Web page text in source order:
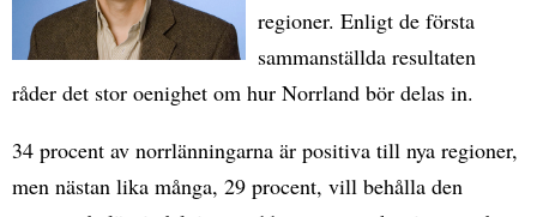
regioner. Enligt de första
sammanställda resultaten
råder det stor oenighet om hur Norrland bör delas in.
34 procent av norrlänningarna är positiva till nya regioner,
men nästan lika många, 29 procent, vill behålla den